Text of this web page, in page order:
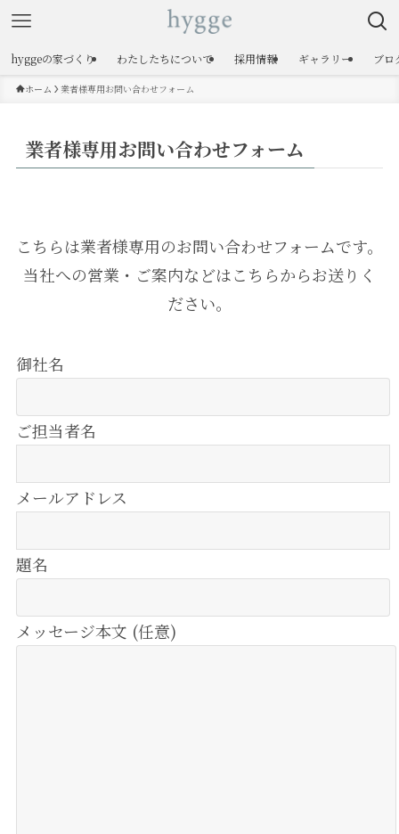
hyggeの家づくり わたしたちについて 採用情報 ギャラリー ブロ
ホーム 業者様専用お問い合わせフォーム
業者様専用お問い合わせフォーム
こちらは業者様専用のお問い合わせフォームです。
当社への営業・ご案内などはこちらからお送りく
ださい。
御社名
ご担当者名
メールアドレス
題名
メッセージ本文 (任意)